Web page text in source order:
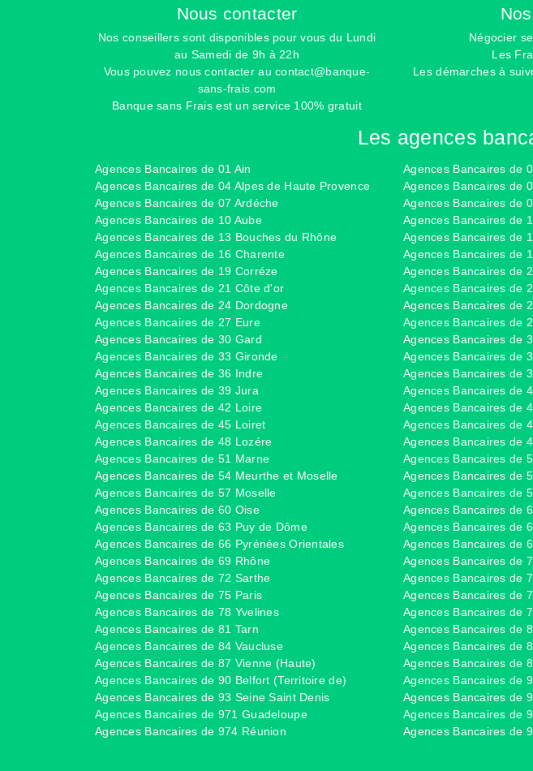
Nous contacter
Nos conseillers sont disponibles pour vous du Lundi
au Samedi de 9h à 22h
Vous pouvez nous contacter aucontact@banque-
sans-frais.com
Banque sans Frais est un service 100% gratuit
Négocier
Les
Les démarches à
Les agences
Agences Bancaires de 01 Ain Agences Bancaires de
Agences Bancaires de 04 Alpes de Haute Provence
Agences Bancaires de
Agences Bancaires de 07 Ardéche
Agences Bancaires de
Agences Bancaires de 10 Aube
Agences Bancaires de
Agences Bancaires de 13 Bouches du Rhône
Agences Bancaires de
Agences Bancaires de 16 Charente
Agences Bancaires de
Agences Bancaires de 19 Corréze
Agences Bancaires de
Agences Bancaires de 21 Côte d'or
Agences Bancaires de
Agences Bancaires de 24 Dordogne
Agences Bancaires de
Agences Bancaires de 27 Eure
Agences Bancaires de
Agences Bancaires de 30 Gard
Agences Bancaires de
Agences Bancaires de 33 Gironde
Agences Bancaires de
Agences Bancaires de 36 Indre
Agences Bancaires de
Agences Bancaires de 39 Jura
Agences Bancaires de
Agences Bancaires de 42 Loire
Agences Bancaires de
Agences Bancaires de 45 Loiret
Agences Bancaires de
Agences Bancaires de 48 Lozére
Agences Bancaires de
Agences Bancaires de 51 Marne
Agences Bancaires de
Agences Bancaires de 54 Meurthe et Moselle
Agences Bancaires de
Agences Bancaires de 57 Moselle
Agences Bancaires de
Agences Bancaires de 60 Oise
Agences Bancaires de
Agences Bancaires de 63 Puy de Dôme
Agences Bancaires de
Agences Bancaires de 66 Pyrénées Orientales
Agences Bancaires de
Agences Bancaires de 69 Rhône
Agences Bancaires de
Agences Bancaires de 72 Sarthe
Agences Bancaires de
Agences Bancaires de 75 Paris
Agences Bancaires de
Agences Bancaires de 78 Yvelines
Agences Bancaires de
Agences Bancaires de 81 Tarn
Agences Bancaires de
Agences Bancaires de 84 Vaucluse
Agences Bancaires de
Agences Bancaires de 87 Vienne (Haute)
Agences Bancaires de
Agences Bancaires de 90 Belfort (Territoire de)
Agences Bancaires de
Agences Bancaires de 93 Seine Saint Denis
Agences Bancaires de
Agences Bancaires de 971 Guadeloupe
Agences Bancaires de
Agences Bancaires de 974 Réunion
Agences Bancaires de